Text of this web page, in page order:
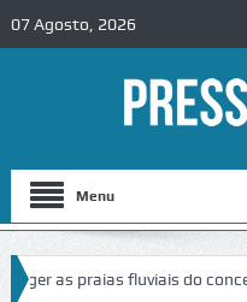
07 Agosto, 2026
Menu
as praias fluviais do concelho